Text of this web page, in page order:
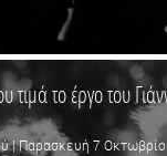
τιμά το έργο του
| Παρασκευή 7